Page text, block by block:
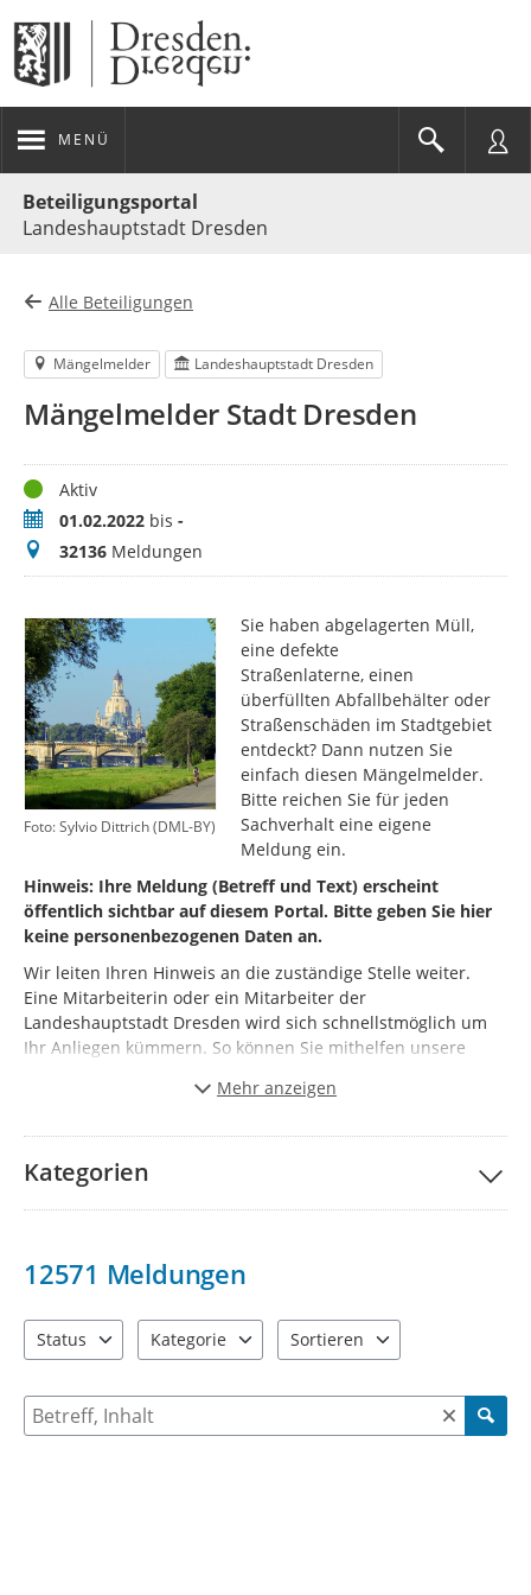
MENÜ
Beteiligungsportal
Landeshauptstadt Dresden
Alle Beteiligungen
Mängelmelder Landeshauptstadt Dresden
Mängelmelder Stadt Dresden
StatusAktiv
Zeitraum01.02.2022 bis -
Meldungen
32136 Meldungen
Foto: Sylvio Dittrich (DML-BY)
Sie haben abgelagerten Müll,
eine defekte
Straßenlaterne, einen
überfüllten Abfallbehälter oder
Straßenschäden im Stadtgebiet
entdeckt? Dann nutzen Sie
einfach diesen Mängelmelder.
Bitte reichen Sie für jeden
Sachverhalt eine eigene
Meldung ein.
Hinweis: Ihre Meldung (Betreff und Text) erscheint
öffentlich sichtbar auf diesem Portal. Bitte geben Sie hier
keine personenbezogenen Daten an.
Wir leiten Ihren Hinweis an die zuständige Stelle weiter.
Eine Mitarbeiterin oder ein Mitarbeiter der
Landeshauptstadt Dresden wird sich schnellstmöglich um
Ihr Anliegen kümmern. So können Sie mithelfen unsere
Mehr anzeigen
Kategorien
12571 Meldungen
Status
Kategorie
Sortieren
Suche nach Meldungen und Kommentaren